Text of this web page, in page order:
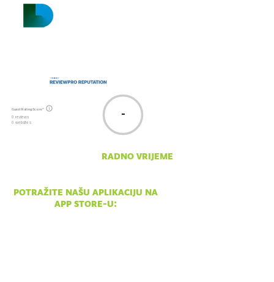
Guest Rating Score™
0 reviews
0 websites
-
radno vrijeme
potražite našu aplikaciju na
app store-u: